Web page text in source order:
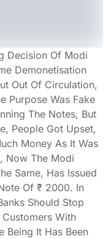
Decision Of Modi
Demonetisation
Out Of Circulation,
Purpose Was Fake
The Notes, But
People Got Upset,
Money As It Was
Now The Modi
Same, Has Issued
Of ₹ 2000. In
Should Stop
With
Being It Has Been